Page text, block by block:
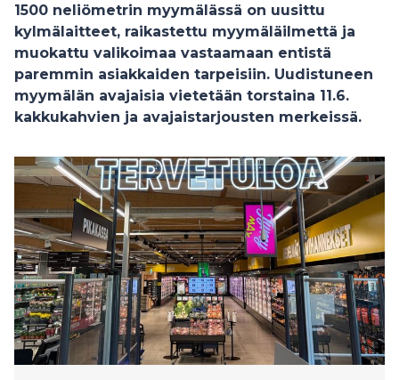
1500 neliömetrin myymälässä on uusittu
kylmälaitteet, raikastettu myymäläilmettä ja
muokattu valikoimaa vastaamaan entistä
paremmin asiakkaiden tarpeisiin. Uudistuneen
myymälän avajaisia vietetään torstaina 11.6.
kakkukahvien ja avajaistarjousten merkeissä.